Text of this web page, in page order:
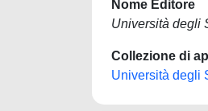
Nome Editore
Università degli
Collezione di
Università degli